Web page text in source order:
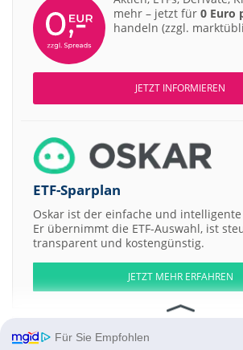
mehr – jetzt für 0 Euro
handeln (zzgl.
JETZT INFORMIEREN
ETF-Sparplan
Oskar ist der einfache und intelligente
Er übernimmt die ETF-Auswahl, ist
transparent und kostengünstig.
JETZT MEHR ERFAHREN
Für Sie Empfohlen